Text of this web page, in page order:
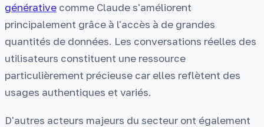
générative comme Claude s'améliorent
principalement grâce à l'accès à de grandes
quantités de données. Les conversations réelles des
utilisateurs constituent une ressource
particulièrement précieuse car elles reflètent des
usages authentiques et variés.
D'autres acteurs majeurs du secteur ont également